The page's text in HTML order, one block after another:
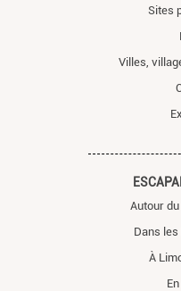
Sites
Villes,
Autour
Dans
À